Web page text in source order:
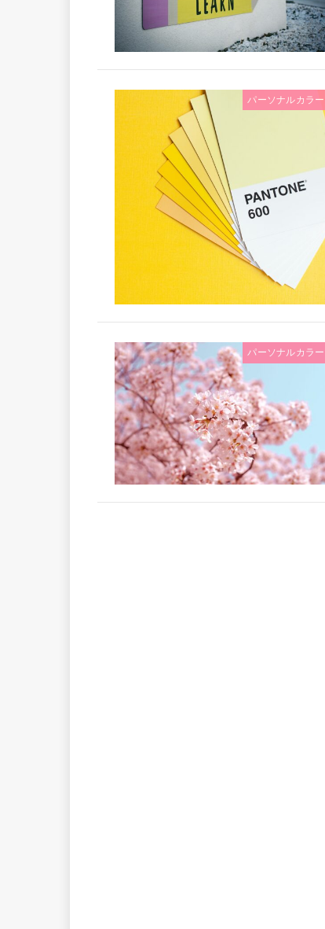
パーソナルカラー
パーソナルカラー